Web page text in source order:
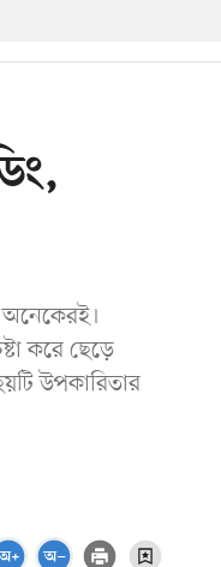
করে ছেড়ে
উপকারিতার